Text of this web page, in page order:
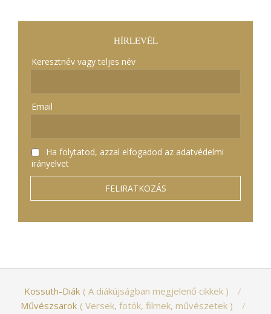
HÍRLEVÉL
Keresztnév vagy teljes név
Email
Ha folytatod, azzal elfogadod az adatvédelmi
irányelvet
Kossuth-Diák
A diákújságban megjelenő cikkek
Művészsarok
Versek, fotók, filmek, művészetek